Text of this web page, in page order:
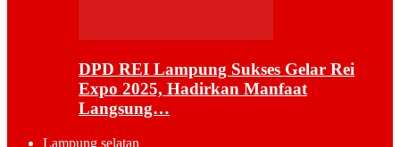
DPD REI Lampung Sukses Gelar Rei
Expo 2025, Hadirkan Manfaat
Langsung…
Lampung selatan